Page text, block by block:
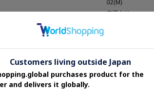
02(M)
在庫あり
38(Mショート丈)
在庫あり
¥3,989(税込)